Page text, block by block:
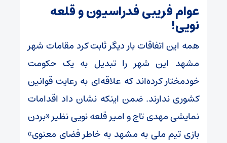
عوام فریبی فدراسیون و قلعه
نویی!
همه این اتفاقات بار دیگر ثابت کرد مقامات شهر
مشهد این شهر را تبدیل به یک حکومت
خودمختار کرده‌اند که علاقه‌ای به رعایت قوانین
کشوری ندارند. ضمن اینکه نشان داد اقدامات
نمایشی مهدی تاج و امیر قلعه نویی نظیر «بردن
بازی تیم ملی به مشهد به خاطر فضای معنوی»